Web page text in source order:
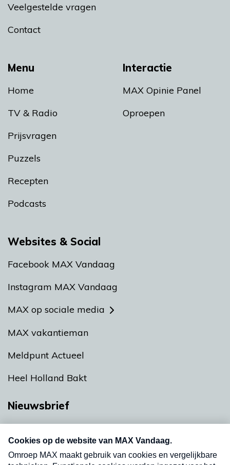
Menu
Home
TV & Radio
Prijsvragen
Puzzels
Recepten
Podcasts
Interactie
MAX Opinie Panel
Oproepen
Veelgestelde vragen
Contact
Websites & Social
Facebook MAX Vandaag
Instagram MAX Vandaag
MAX op sociale media
MAX vakantieman
Meldpunt Actueel
Heel Holland Bakt
Nieuwsbrief
nieuwsbrief. Elke vrijdag- en dinsdagochtend in
uw mailbox.